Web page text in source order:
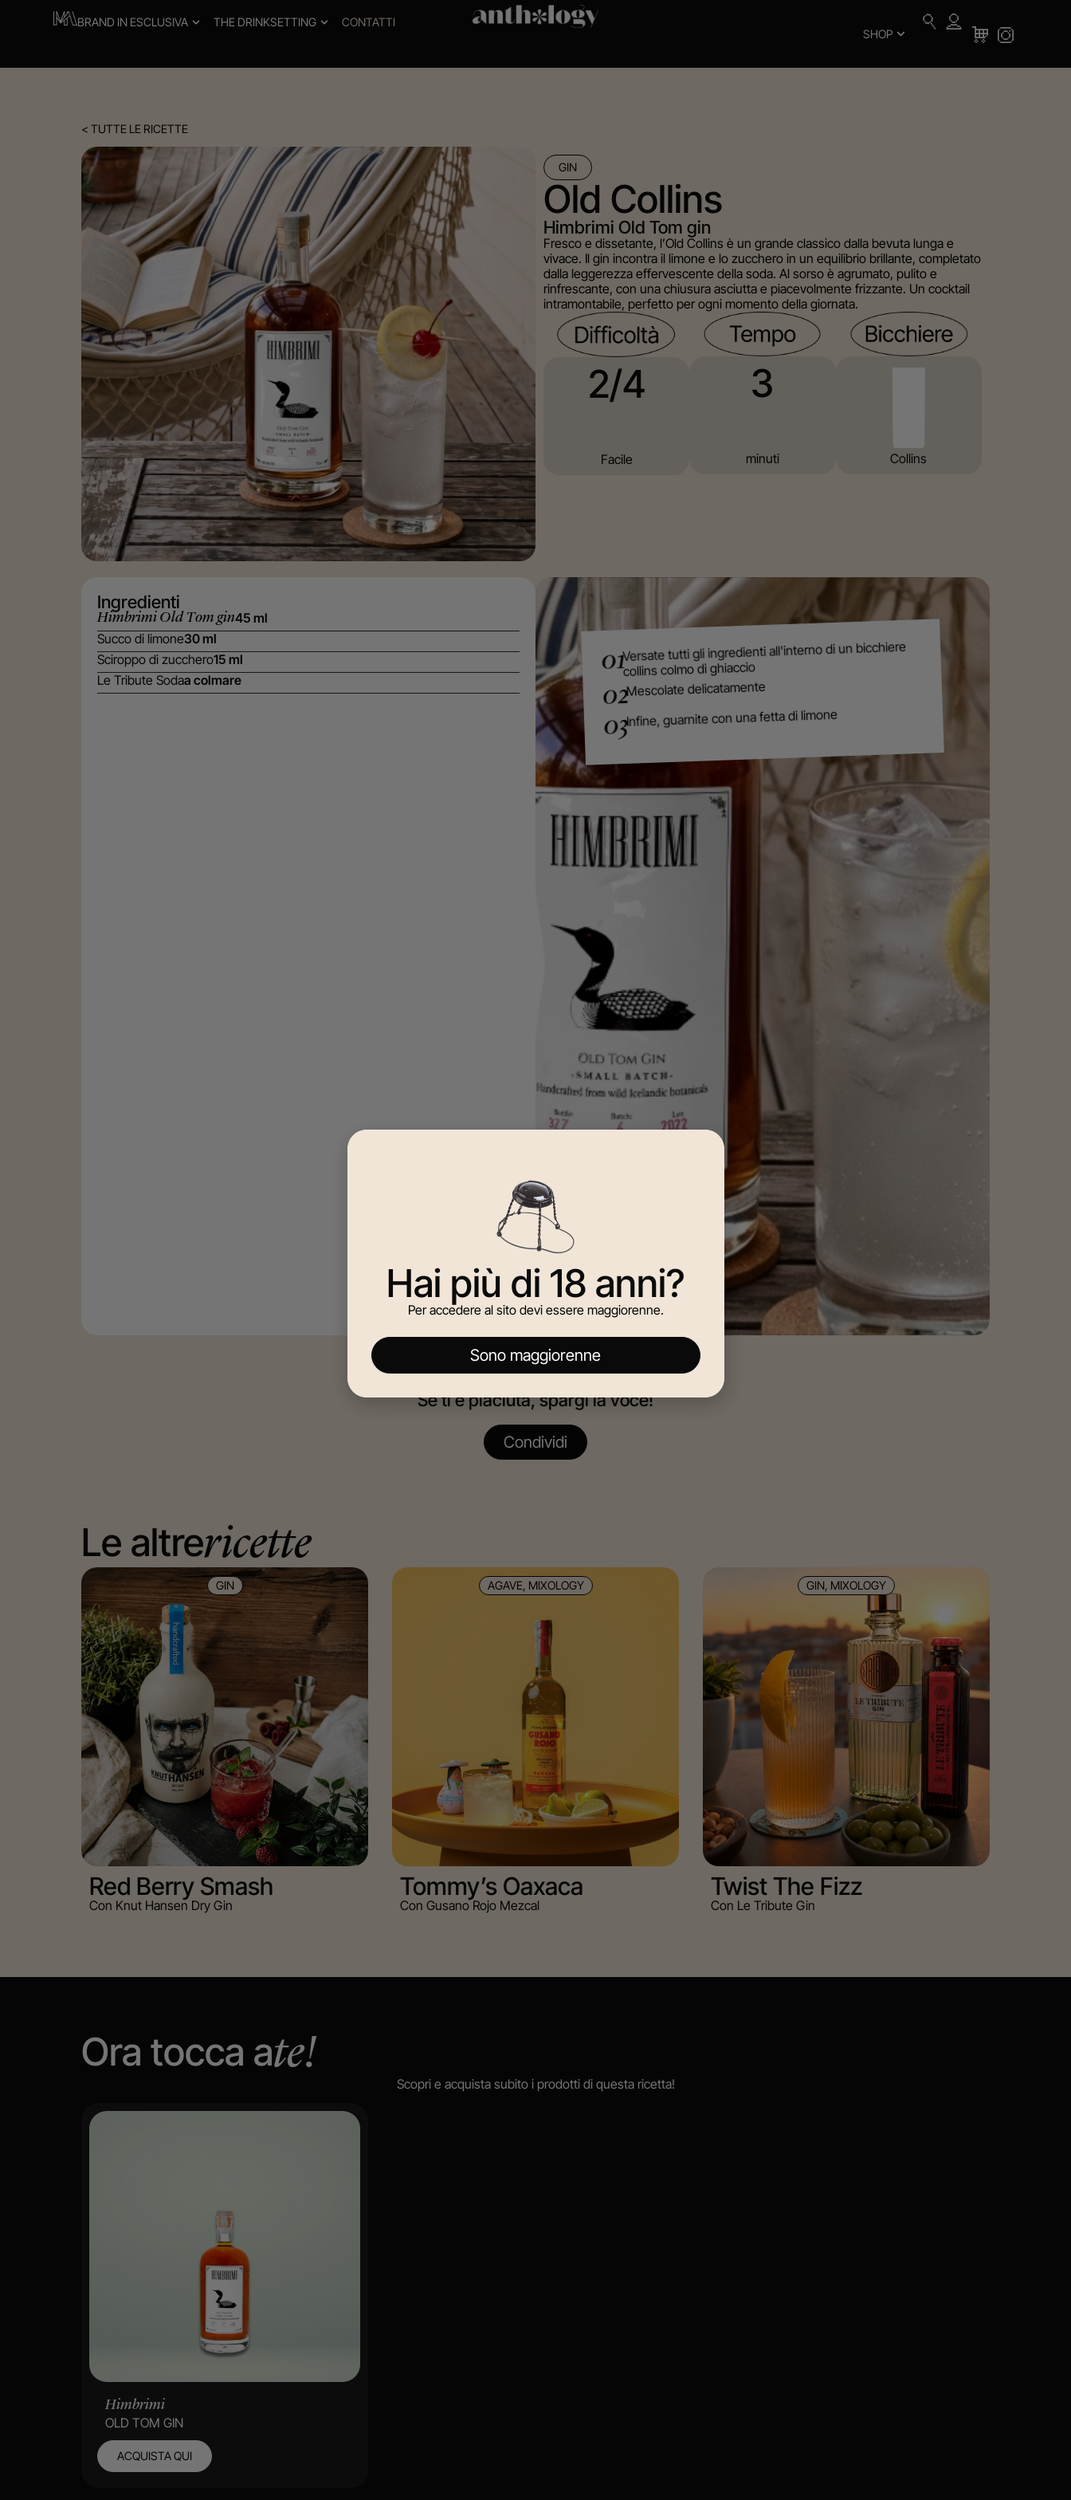
BRAND IN ESCLUSIVA THE DRINKSETTING
CONTATTI
SHOP
< TUTTE LE RICETTE
GIN
Old Collins
Himbrimi Old Tom gin
Fresco e dissetante, l’Old Collins è un grande classico dalla bevuta lunga e
vivace. Il gin incontra il limone e lo zucchero in un equilibrio brillante, completato
dalla leggerezza effervescente della soda. Al sorso è agrumato, pulito e
rinfrescante, con una chiusura asciutta e piacevolmente frizzante. Un cocktail
intramontabile, perfetto per ogni momento della giornata.
2/4
Facile
3
minuti ⁠Collins
Ingredienti
Himbrimi Old Tom gin45 ml
Succo di limone30 ml
Sciroppo di zucchero15 ml
Le Tribute Sodaa colmare
01Versate tutti gli ingredienti all'interno di un bicchiere
collins colmo di ghiaccio
02Mescolate delicatamente
03Infine, guarnite con una fetta di limone
Se ti è piaciuta, spargi la voce!
Condividi
Le altrericette
GIN
Red Berry Smash
Con Knut Hansen Dry Gin
AGAVE, MIXOLOGY
Tommy’s Oaxaca
Con Gusano Rojo Mezcal
GIN, MIXOLOGY
Twist The Fizz
Con Le Tribute Gin
Ora tocca ate!
Scopri e acquista subito i prodotti di questa ricetta!
Himbrimi
OLD TOM GIN
ACQUISTA QUI
Hai più di 18 anni?
Per accedere al sito devi essere maggiorenne.
Sono maggiorenne